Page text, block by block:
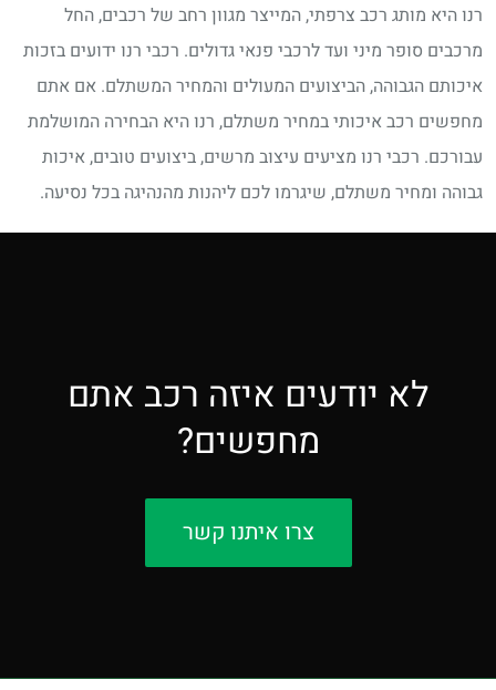
רנו היא מותג רכב צרפתי, המייצר מגוון רחב של רכבים, החל
מרכבים סופר מיני ועד לרכבי פנאי גדולים. רכבי רנו ידועים בזכות
איכותם הגבוהה, הביצועים המעולים והמחיר המשתלם. אם אתם
מחפשים רכב איכותי במחיר משתלם, רנו היא הבחירה המושלמת
עבורכם. רכבי רנו מציעים עיצוב מרשים, ביצועים טובים, איכות
גבוהה ומחיר משתלם, שיגרמו לכם ליהנות מהנהיגה בכל נסיעה.
לא יודעים איזה רכב אתם
מחפשים?
צרו איתנו קשר